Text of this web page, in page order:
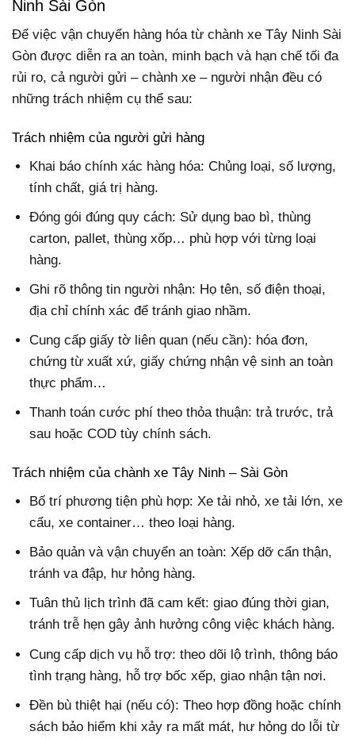
Ninh Sài Gòn
Để việc vận chuyển hàng hóa từ chành xe Tây Ninh Sài
Gòn được diễn ra an toàn, minh bạch và hạn chế tối đa
rủi ro, cả người gửi – chành xe – người nhận đều có
những trách nhiệm cụ thể sau:
Trách nhiệm của người gửi hàng
Khai báo chính xác hàng hóa: Chủng loại, số lượng,
tính chất, giá trị hàng.
Đóng gói đúng quy cách: Sử dụng bao bì, thùng
carton, pallet, thùng xốp… phù hợp với từng loại
hàng.
Ghi rõ thông tin người nhận: Họ tên, số điện thoại,
địa chỉ chính xác để tránh giao nhầm.
Cung cấp giấy tờ liên quan (nếu cần): hóa đơn,
chứng từ xuất xứ, giấy chứng nhận vệ sinh an toàn
thực phẩm…
Thanh toán cước phí theo thỏa thuận: trả trước, trả
sau hoặc COD tùy chính sách.
Trách nhiệm của chành xe Tây Ninh – Sài Gòn
Bố trí phương tiện phù hợp: Xe tải nhỏ, xe tải lớn, xe
cẩu, xe container… theo loại hàng.
Bảo quản và vận chuyển an toàn: Xếp dỡ cẩn thận,
tránh va đập, hư hỏng hàng.
Tuân thủ lịch trình đã cam kết: giao đúng thời gian,
tránh trễ hẹn gây ảnh hưởng công việc khách hàng.
Cung cấp dịch vụ hỗ trợ: theo dõi lộ trình, thông báo
tình trạng hàng, hỗ trợ bốc xếp, giao nhận tận nơi.
Đền bù thiệt hại (nếu có): Theo hợp đồng hoặc chính
sách bảo hiểm khi xảy ra mất mát, hư hỏng do lỗi từ